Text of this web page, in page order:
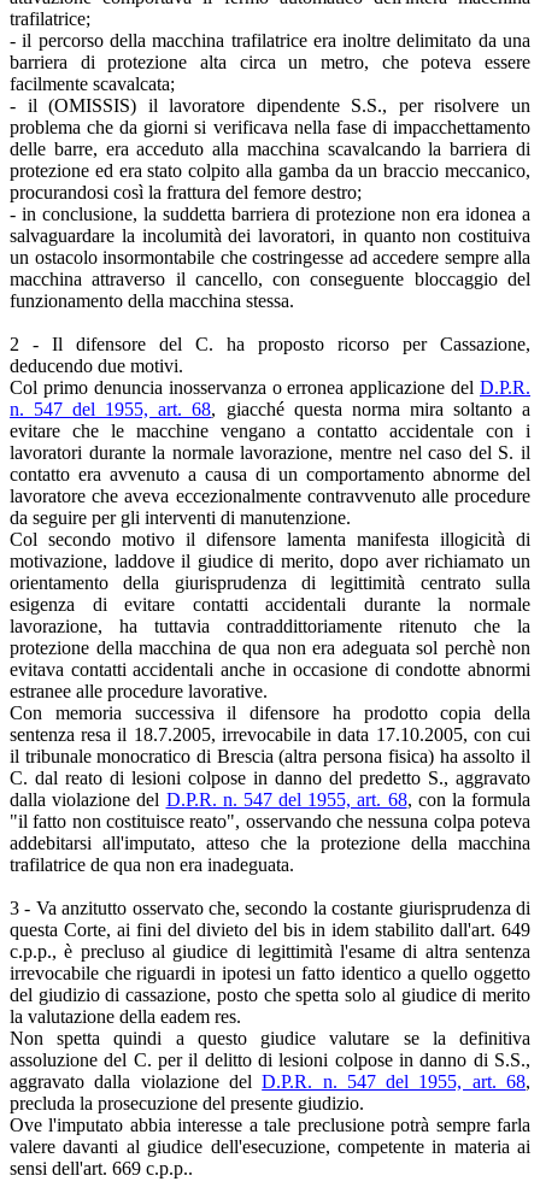
trafilatrice;
- il percorso della macchina trafilatrice era inoltre delimitato da una
barriera di protezione alta circa un metro, che poteva essere
facilmente scavalcata;
- il (OMISSIS) il lavoratore dipendente S.S., per risolvere un
problema che da giorni si verificava nella fase di impacchettamento
delle barre, era acceduto alla macchina scavalcando la barriera di
protezione ed era stato colpito alla gamba da un braccio meccanico,
procurandosi così la frattura del femore destro;
- in conclusione, la suddetta barriera di protezione non era idonea a
salvaguardare la incolumità dei lavoratori, in quanto non costituiva
un ostacolo insormontabile che costringesse ad accedere sempre alla
macchina attraverso il cancello, con conseguente bloccaggio del
funzionamento della macchina stessa.
2 - Il difensore del C. ha proposto ricorso per Cassazione,
deducendo due motivi.
Col primo denuncia inosservanza o erronea applicazione del D.P.R.
n. 547 del 1955, art. 68, giacché questa norma mira soltanto a
evitare che le macchine vengano a contatto accidentale con i
lavoratori durante la normale lavorazione, mentre nel caso del S. il
contatto era avvenuto a causa di un comportamento abnorme del
lavoratore che aveva eccezionalmente contravvenuto alle procedure
da seguire per gli interventi di manutenzione.
Col secondo motivo il difensore lamenta manifesta illogicità di
motivazione, laddove il giudice di merito, dopo aver richiamato un
orientamento della giurisprudenza di legittimità centrato sulla
esigenza di evitare contatti accidentali durante la normale
lavorazione, ha tuttavia contraddittoriamente ritenuto che la
protezione della macchina de qua non era adeguata sol perchè non
evitava contatti accidentali anche in occasione di condotte abnormi
estranee alle procedure lavorative.
Con memoria successiva il difensore ha prodotto copia della
sentenza resa il 18.7.2005, irrevocabile in data 17.10.2005, con cui
il tribunale monocratico di Brescia (altra persona fisica) ha assolto il
C. dal reato di lesioni colpose in danno del predetto S., aggravato
dalla violazione del D.P.R. n. 547 del 1955, art. 68, con la formula
"il fatto non costituisce reato", osservando che nessuna colpa poteva
addebitarsi all'imputato, atteso che la protezione della macchina
trafilatrice de qua non era inadeguata.
3 - Va anzitutto osservato che, secondo la costante giurisprudenza di
questa Corte, ai fini del divieto del bis in idem stabilito dall'art. 649
c.p.p., è precluso al giudice di legittimità l'esame di altra sentenza
irrevocabile che riguardi in ipotesi un fatto identico a quello oggetto
del giudizio di cassazione, posto che spetta solo al giudice di merito
la valutazione della eadem res.
Non spetta quindi a questo giudice valutare se la definitiva
assoluzione del C. per il delitto di lesioni colpose in danno di S.S.,
aggravato dalla violazione delD.P.R. n. 547 del 1955, art. 68,
precluda la prosecuzione del presente giudizio.
Ove l'imputato abbia interesse a tale preclusione potrà sempre farla
valere davanti al giudice dell'esecuzione, competente in materia ai
sensi dell'art. 669 c.p.p..